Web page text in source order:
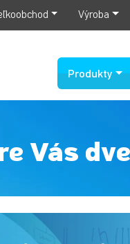
Výroba
Produkty
Vás